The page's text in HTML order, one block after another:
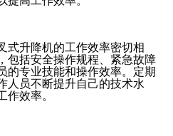
式升降机的工作效率密切相
包括安全操作规程、紧急故障
的专业技能和操作效率。定期
人员不断提升自己的技术水
作效率。